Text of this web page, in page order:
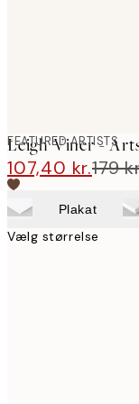
FEATURED ARTISTS
Leigh Viner -
107,40 kr.179
Plakat
Vælg størrelse